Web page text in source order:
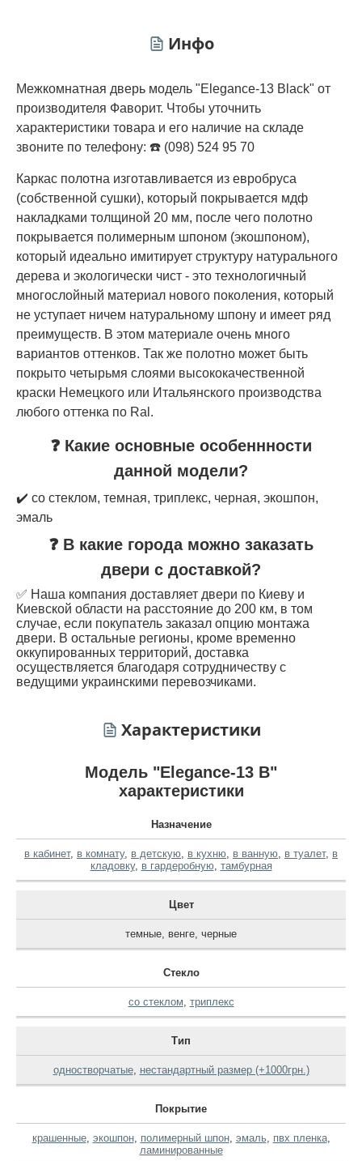
Инфо
Межкомнатная дверь модель "Elegance-13 Black" от
производителя Фаворит. Чтобы уточнить
характеристики товара и его наличие на складе
звоните по телефону: ☎️ (098) 524 95 70
Каркас полотна изготавливается из евробруса
(собственной сушки), который покрывается мдф
накладками толщиной 20 мм, после чего полотно
покрывается полимерным шпоном (экошпоном),
который идеально имитирует структуру натурального
дерева и экологически чист - это технологичный
многослойный материал нового поколения, который
не уступает ничем натуральному шпону и имеет ряд
преимуществ. В этом материале очень много
вариантов оттенков. Так же полотно может быть
покрыто четырьмя слоями высококачественной
краски Немецкого или Итальянского производства
любого оттенка по Ral.
❓ Какие основные особеннности
данной модели?
✔️ со стеклом, темная, триплекс, черная, экошпон,
эмаль
❓ В какие города можно заказать
двери с доставкой?
✅ Наша компания доставляет двери по Киеву и
Киевской области на расстояние до 200 км, в том
случае, если покупатель заказал опцию монтажа
двери. В остальные регионы, кроме временно
оккупированных территорий, доставка
осуществляется благодаря сотрудничеству с
ведущими украинскими перевозчиками.
Характеристики
Модель "Elegance-13 B"
характеристики
Назначение
в кабинет, в комнату, в детскую, в кухню, в ванную, в туалет, в
кладовку, в гардеробную, тамбурная
Цвет
темные, венге, черные
Стекло
со стеклом, триплекс
Тип
одностворчатые, нестандартный размер (+1000грн.)
Покрытие
крашенные, экошпон, полимерный шпон, эмаль, пвх пленка,
ламинированные